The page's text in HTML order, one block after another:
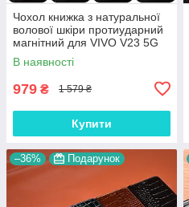
Чохол книжка з натуральної
волової шкіри протиударний
магнітний для VIVO V23 5G
"BULL"
В наявності
979 ₴ 1 579 ₴
Купити
–36% Подарунок